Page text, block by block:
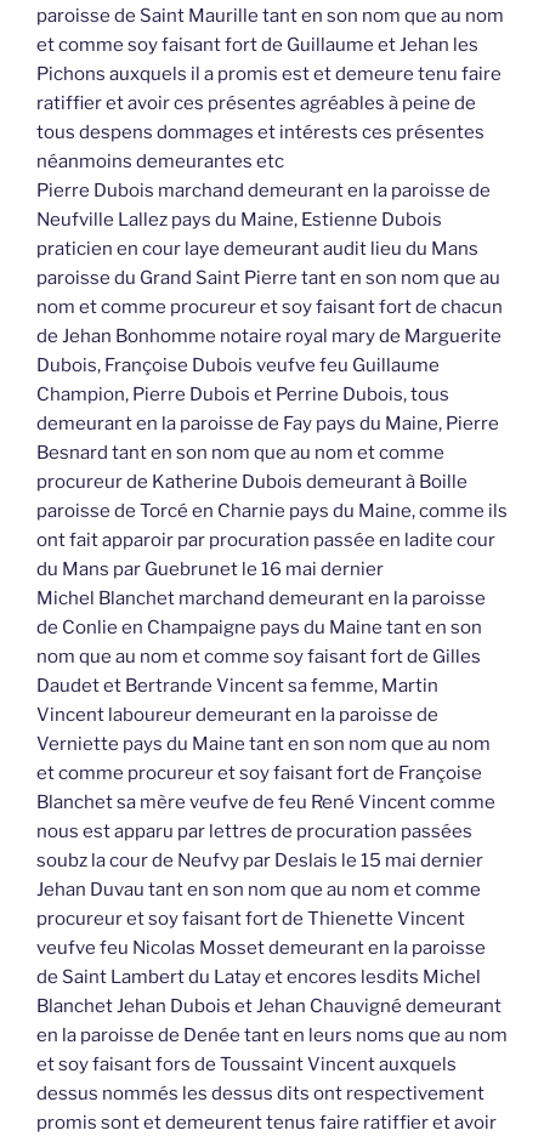
paroisse de Saint Maurille tant en son nom que au nom
et comme soy faisant fort de Guillaume et Jehan les
Pichons auxquels il a promis est et demeure tenu faire
ratiffier et avoir ces présentes agréables à peine de
tous despens dommages et intérests ces présentes
néanmoins demeurantes etc
Pierre Dubois marchand demeurant en la paroisse de
Neufville Lallez pays du Maine, Estienne Dubois
praticien en cour laye demeurant audit lieu du Mans
paroisse du Grand Saint Pierre tant en son nom que au
nom et comme procureur et soy faisant fort de chacun
de Jehan Bonhomme notaire royal mary de Marguerite
Dubois, Françoise Dubois veufve feu Guillaume
Champion, Pierre Dubois et Perrine Dubois, tous
demeurant en la paroisse de Fay pays du Maine, Pierre
Besnard tant en son nom que au nom et comme
procureur de Katherine Dubois demeurant à Boille
paroisse de Torcé en Charnie pays du Maine, comme ils
ont fait apparoir par procuration passée en ladite cour
du Mans par Guebrunet le 16 mai dernier
Michel Blanchet marchand demeurant en la paroisse
de Conlie en Champaigne pays du Maine tant en son
nom que au nom et comme soy faisant fort de Gilles
Daudet et Bertrande Vincent sa femme, Martin
Vincent laboureur demeurant en la paroisse de
Verniette pays du Maine tant en son nom que au nom
et comme procureur et soy faisant fort de Françoise
Blanchet sa mère veufve de feu René Vincent comme
nous est apparu par lettres de procuration passées
soubz la cour de Neufvy par Deslais le 15 mai dernier
Jehan Duvau tant en son nom que au nom et comme
procureur et soy faisant fort de Thienette Vincent
veufve feu Nicolas Mosset demeurant en la paroisse
de Saint Lambert du Latay et encores lesdits Michel
Blanchet Jehan Dubois et Jehan Chauvigné demeurant
en la paroisse de Denée tant en leurs noms que au nom
et soy faisant fors de Toussaint Vincent auxquels
dessus nommés les dessus dits ont respectivement
promis sont et demeurent tenus faire ratiffier et avoir